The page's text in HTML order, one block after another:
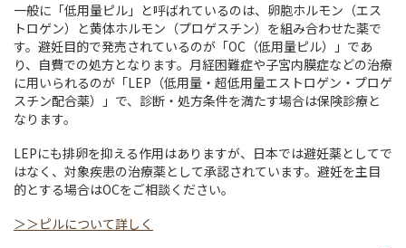
一般に「低用量ピル」と呼ばれているのは、卵胞ホルモン（エス
トロゲン）と黄体ホルモン（プロゲスチン）を組み合わせた薬で
す。避妊目的で発売されているのが「OC（低用量ピル）」であ
り、自費での処方となります。月経困難症や子宮内膜症などの治療
に用いられるのが「LEP（低用量・超低用量エストロゲン・プロゲ
スチン配合薬）」で、診断・処方条件を満たす場合は保険診療と
なります。
LEPにも排卵を抑える作用はありますが、日本では避妊薬としてで
はなく、対象疾患の治療薬として承認されています。避妊を主目
的とする場合はOCをご相談ください。
＞＞ピルについて詳しく